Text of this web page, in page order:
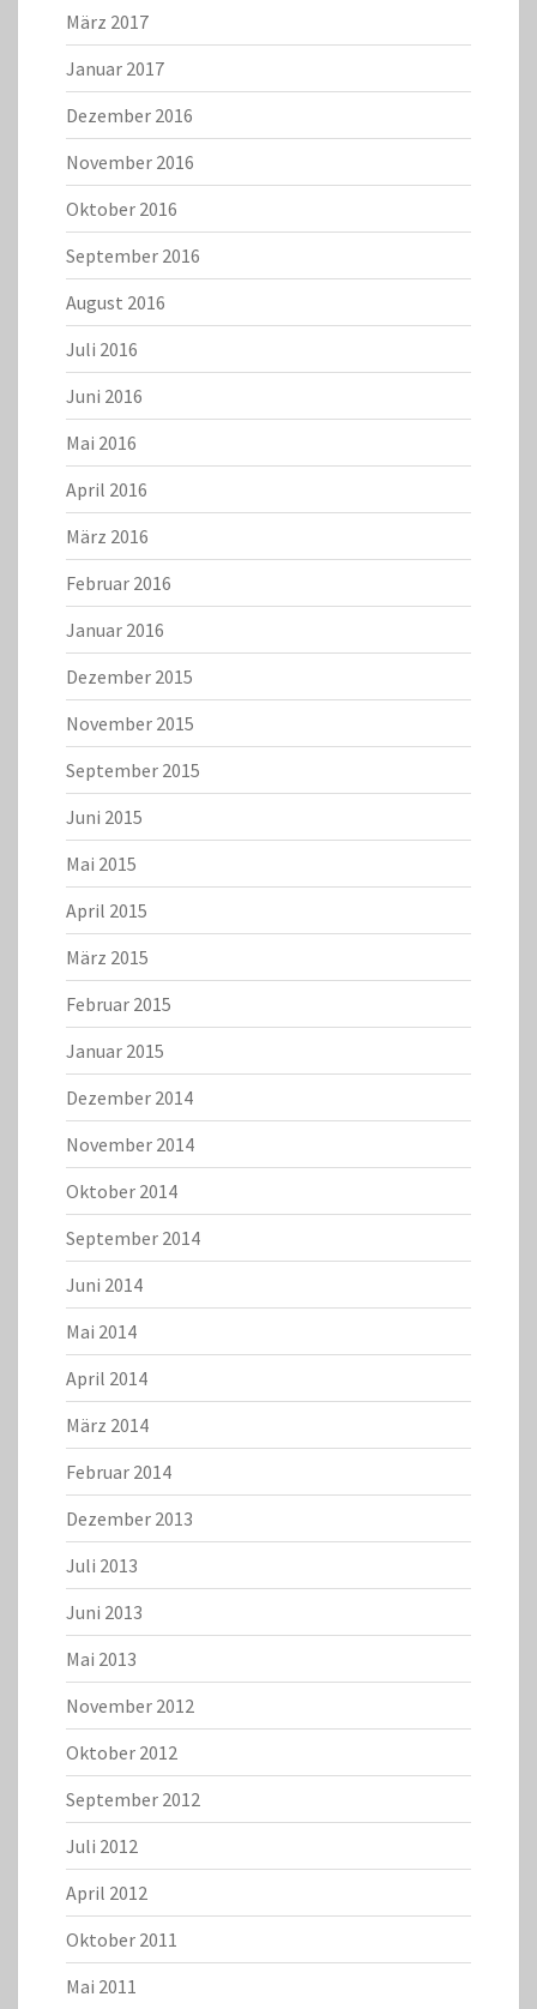
März 2017
Januar 2017
Dezember 2016
November 2016
Oktober 2016
September 2016
August 2016
Juli 2016
Juni 2016
Mai 2016
April 2016
März 2016
Februar 2016
Januar 2016
Dezember 2015
November 2015
September 2015
Juni 2015
Mai 2015
April 2015
März 2015
Februar 2015
Januar 2015
Dezember 2014
November 2014
Oktober 2014
September 2014
Juni 2014
Mai 2014
April 2014
März 2014
Februar 2014
Dezember 2013
Juli 2013
Juni 2013
Mai 2013
November 2012
Oktober 2012
September 2012
Juli 2012
April 2012
Oktober 2011
Mai 2011